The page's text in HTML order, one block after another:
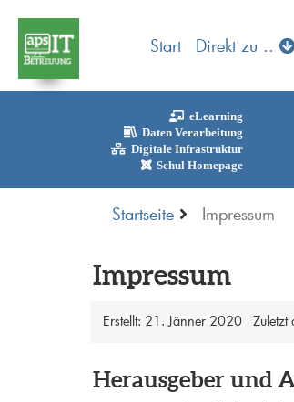
Start Direkt zu ..
eLearning
Daten Verarbeitung
Digitale Infrastruktur
Schul Homepage
Startseite Impressum
Impressum
Erstellt: 21. Jänner 2020
Herausgeber und